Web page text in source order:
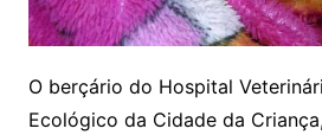
O berçário do Hospital
Ecológico da Cidade da